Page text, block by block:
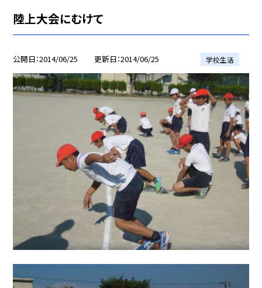
陸上大会にむけて
公開日 2014/06/25 更新日 2014/06/25 学校生活